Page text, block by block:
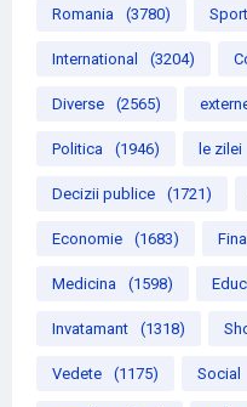
Romania (3780) Sport
International (3204)
Diverse (2565)
Politica (1946) le zilei
Decizii publice (1721)
Economie (1683)
Medicina (1598)
Invatamant (1318)
Vedete (1175) Social